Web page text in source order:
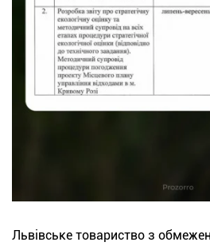
Львівське товариство з